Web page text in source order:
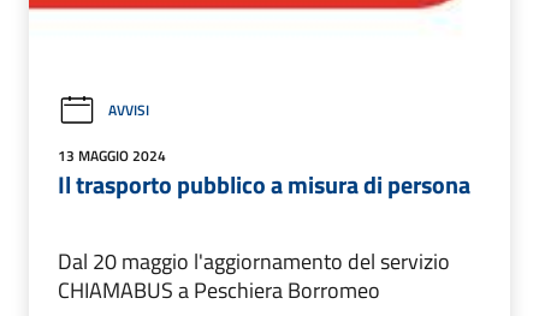
AVVISI
13 MAGGIO 2024
Il trasporto pubblico a misura di persona
Dal 20 maggio l'aggiornamento del servizio
CHIAMABUS a Peschiera Borromeo